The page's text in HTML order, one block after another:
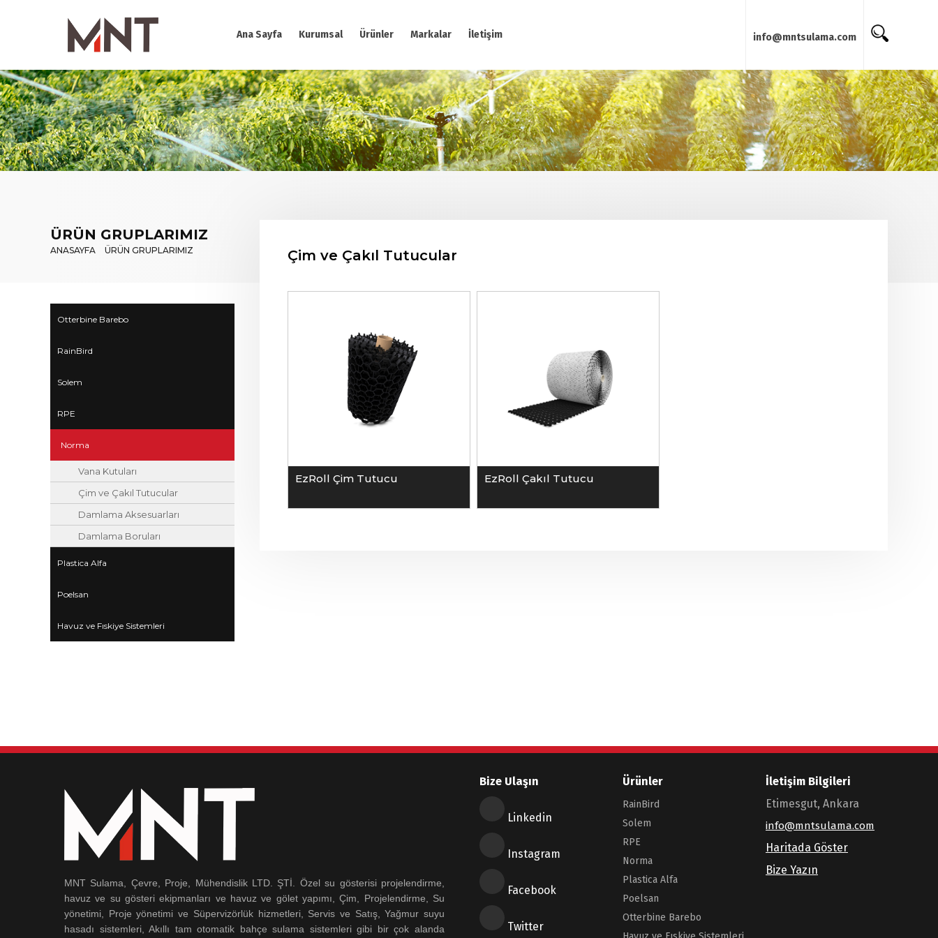
Ana Sayfa Kurumsal Ürünler Markalar İletişim info@mntsulama.com
ÜRÜN GRUPLARIMIZ
ANASAYFA ÜRÜN GRUPLARIMIZ Çim ve Çakıl Tutucular
EzRoll Çim Tutucu EzRoll Çakıl Tutucu
Otterbine Barebo
RainBird
Solem
RPE
Norma
Vana Kutuları
Çim ve Çakıl Tutucular
Damlama Aksesuarları
Damlama Boruları
Plastica Alfa
Poelsan
Havuz ve Fıskiye Sistemleri
MNT Sulama, Çevre, Proje, Mühendislik LTD. ŞTİ. Özel su gösterisi projelendirme,
havuz ve su gösteri ekipmanları ve havuz ve gölet yapımı, Çim, Projelendirme, Su
yönetimi, Proje yönetimi ve Süpervizörlük hizmetleri, Servis ve Satış, Yağmur suyu
hasadı sistemleri, Akıllı tam otomatik bahçe sulama sistemleri gibi bir çok alanda
Bize Ulaşın
Linkedin
Instagram
Facebook
Twitter
Ürünler
RainBird
Solem
RPE
Norma
Plastica Alfa
Poelsan
Otterbine Barebo
İletişim Bilgileri
Etimesgut, Ankara
info@mntsulama.com
Haritada Göster
Bize Yazın